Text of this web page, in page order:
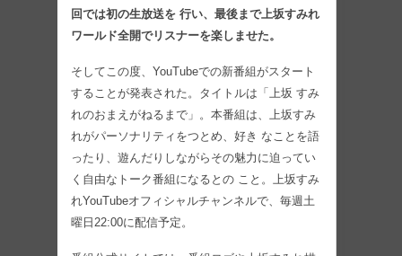
回では初の生放送を 行い、最後まで上坂すみれ
ワールド全開でリスナーを楽しませた。
そしてこの度、YouTubeでの新番組がスタート
することが発表された。タイトルは「上坂 すみ
れのおまえがねるまで」。本番組は、上坂すみ
れがパーソナリティをつとめ、好き なことを語
ったり、遊んだりしながらその魅力に迫ってい
く自由なトーク番組になるとの こと。上坂すみ
れYouTubeオフィシャルチャンネルで、毎週土
曜日22:00に配信予定。